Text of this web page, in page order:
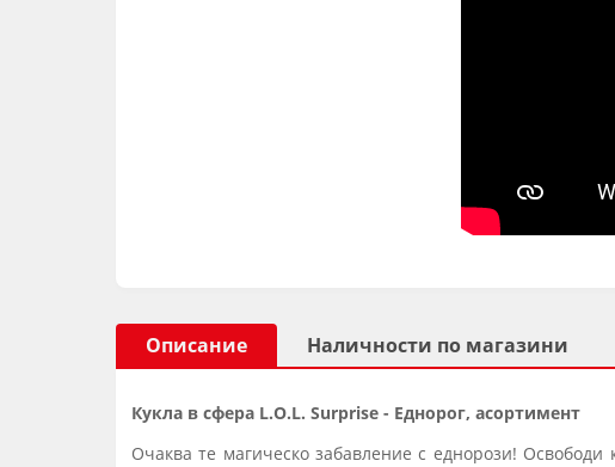
Описание Наличности по магазини
Кукла в сфера L.O.L. Surprise - Еднорог, асортимент
Очаква те магическо забавление с еднорози!